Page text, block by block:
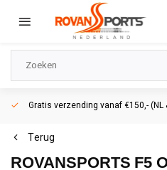
Gratis verzending vanaf €150,- (NL
Terug
ROVANSPORTS F5